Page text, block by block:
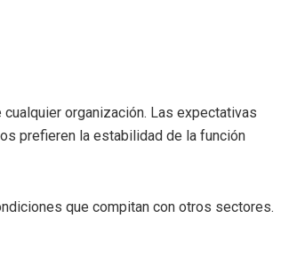
organización. Las expectativas
prefieren la estabilidad de la función
que compitan con otros sectores.